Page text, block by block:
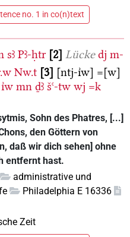
no. 1 in co(n)text
sꜣ Pꜣ-ḥtr 2 Lücke dj m-
Nw.t 3 [ntj-ı͗w] =[w]
ı͗w mn ḏꜣ šꜥ-tw wj =k
Sohn des Phatres, [...]
den Göttern von
daß wir dich sehen] ohne
entfernt hast.
administrative und
Philadelphia E 16336
Zeit